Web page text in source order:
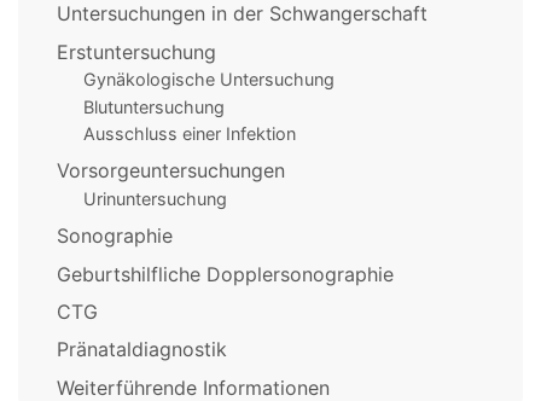
Untersuchungen in der Schwangerschaft
Erstuntersuchung
Gynäkologische Untersuchung
Blutuntersuchung
Ausschluss einer Infektion
Vorsorgeuntersuchungen
Urinuntersuchung
Sonographie
Geburtshilfliche Dopplersonographie
CTG
Pränataldiagnostik
Weiterführende Informationen